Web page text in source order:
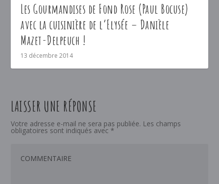
Les Gourmandises de Fond Rose (Paul Bocuse)
avec la cuisinière de l’Elysée – Danièle
Mazet-Delpeuch !
13 décembre 2014
LAISSER UNE RÉPONSE
Votre adresse e-mail ne sera pas publiée. Les champs
obligatoires sont indiqués avec *